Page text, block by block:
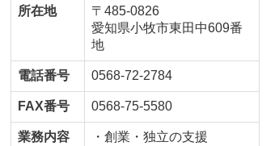
所在地
〒485-0826
愛知県小牧市東田中609番
地
電話番号 0568-72-2784
FAX番号 0568-75-5580
業務内容
・創業・独立の支援